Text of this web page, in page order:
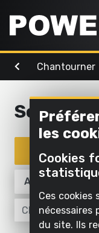
Outils de
bricolage
Visser et
Scier et
raccourcir
Poncer
à
Chantourner
Accueil
Produits
de
bricolage
Outils
de
Mon
Powerplus
Scie à
les
Cookies
Ces cookies
nécessaires
du site. Ils